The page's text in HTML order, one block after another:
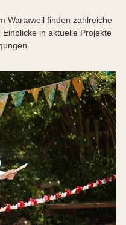
Wartaweil finden zahlreiche
in aktuelle Projekte